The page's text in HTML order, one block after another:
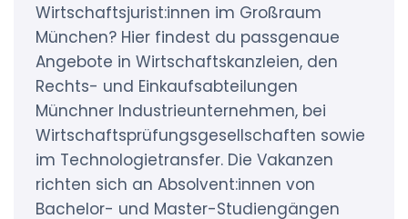
Wirtschaftsjurist:innen im Großraum
München? Hier findest du passgenaue
Angebote in Wirtschaftskanzleien, den
Rechts- und Einkaufsabteilungen
Münchner Industrieunternehmen, bei
Wirtschaftsprüfungsgesellschaften sowie
im Technologietransfer. Die Vakanzen
richten sich an Absolvent:innen von
Bachelor- und Master-Studiengängen